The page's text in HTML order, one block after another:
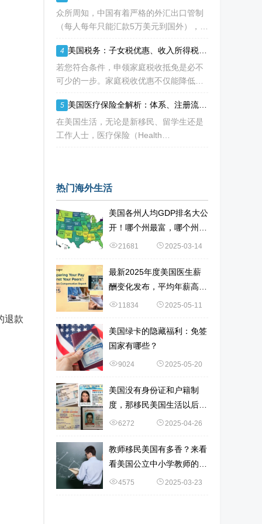
退款
人才” 的定义正在经历颠覆性重构
众所周知，中国有着严格的外汇出口管制
（每人每年只能汇款5万美元到国外），可
的， 包括买房、买车、做生意、孩子教育
等在内都是不小的开销。 而且随着近年来
国
4
若您符合条件，申领家庭税收抵免是必不
可少的一步。家庭税收优惠不仅能降低您
而，您有资格享受的税收抵免项目可能每
年都会变化。抵免金额也可能会变动，因
为许
5
在美国生活，无论是新移民、留学生还是
工作人士，医疗保险（Health
热门海外生活
美国各州人均GDP排名大公
开！哪个州最富，哪个州最
穷？21681 2025-03-14
最新2025年度美国医生薪
酬变化发布，平均年薪高达
37.6万美元！赴美中国医生
11834 2025-05-11
美国绿卡的隐藏福利：免签
国家有哪些？
9024 2025-05-20
美国没有身份证和户籍制
度，那移民美国生活以后，
要如何证明自己的身份？
6272 2025-04-26
教师移民美国有多香？来看
看美国公立中小学教师的薪
酬！4575 2025-03-23